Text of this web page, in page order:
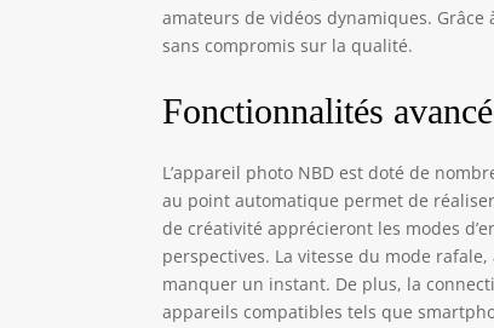
amateurs de vidéos dynamiques.
sans compromis sur la qualité.
Fonctionnalités
L’appareil photo NBD est doté de
au point automatique permet de
de créativité apprécieront les modes
perspectives. La vitesse du mode
manquer un instant. De plus, la
appareils compatibles tels que